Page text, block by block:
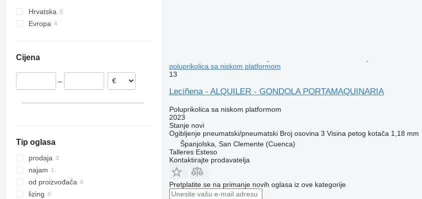
Hrvatska
Evropa
Cijena
–
Tip oglasa
prodaja
najam
od proizvođača
lizing
poluprikolica sa niskom platformom
13
Leciñena - ALQUILER - GONDOLA PORTAMAQUINARIA
Poluprikolica sa niskom platformom
2023
Stanjenovi
Ogibljenje pneumatski/pneumatski Broj osovina 3 Visina petog kotača 1,18 mm
Španjolska, San Clemente (Cuenca)
Talleres Esteso
Kontaktirajte prodavatelja
Pretplatite se na primanje novih oglasa iz ove kategorije